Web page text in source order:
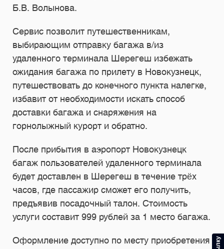
Б.В. Волынова.
Сервис позволит путешественникам,
выбирающим отправку багажа в/из
удаленного терминала Шерегеш избежать
ожидания багажа по прилету в Новокузнецк,
путешествовать до конечного пункта налегке,
избавит от необходимости искать способ
доставки багажа и снаряжения на
горнолыжный курорт и обратно.
После прибытия в аэропорт Новокузнецк
багаж пользователей удаленного терминала
будет доставлен в Шерегеш в течение трёх
часов, где пассажир сможет его получить,
предъявив посадочный талон. Стоимость
услуги составит 999 рублей за 1 место багажа.
Оформление доступно по месту приобретения